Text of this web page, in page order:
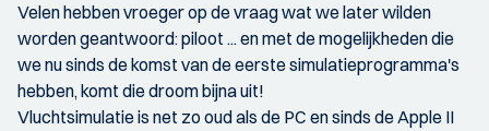
Velen hebben vroeger op de vraag wat we later wilden
worden geantwoord: piloot ... en met de mogelijkheden die
we nu sinds de komst van de eerste simulatieprogramma's
hebben, komt die droom bijna uit!
Vluchtsimulatie is net zo oud als de PC en sinds de Apple II